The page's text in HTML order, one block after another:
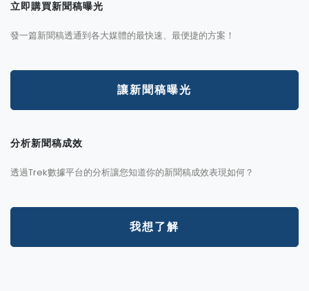
立即購買新聞稿曝光
發一篇新聞稿透通到各大媒體的最快速、最便捷的方案！
讓新聞稿曝光
分析新聞稿成效
透過Trek數據平台的分析讓您知道你的新聞稿成效表現如何？
我想了解